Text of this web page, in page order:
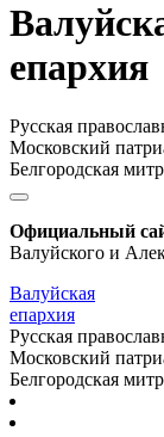
епархия
Русская
Московский
Белгородская
Официальный
Валуйского и
Валуйская
епархия
Русская
Московский
Белгородская